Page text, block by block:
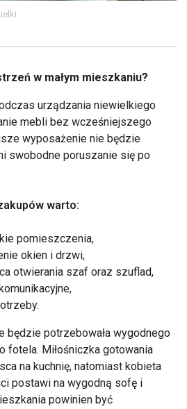
w małym mieszkaniu?
urządzania niewielkiego
mebli bez wcześniejszego
wyposażenie nie będzie
swobodne poruszanie się po
warto:
pomieszczenia,
okien i drzwi,
otwierania szaf oraz szuflad,
będzie potrzebowała wygodnego
fotela. Miłośniczka gotowania
na kuchnię, natomiast kobieta
postawi na wygodną sofę i
powinien być